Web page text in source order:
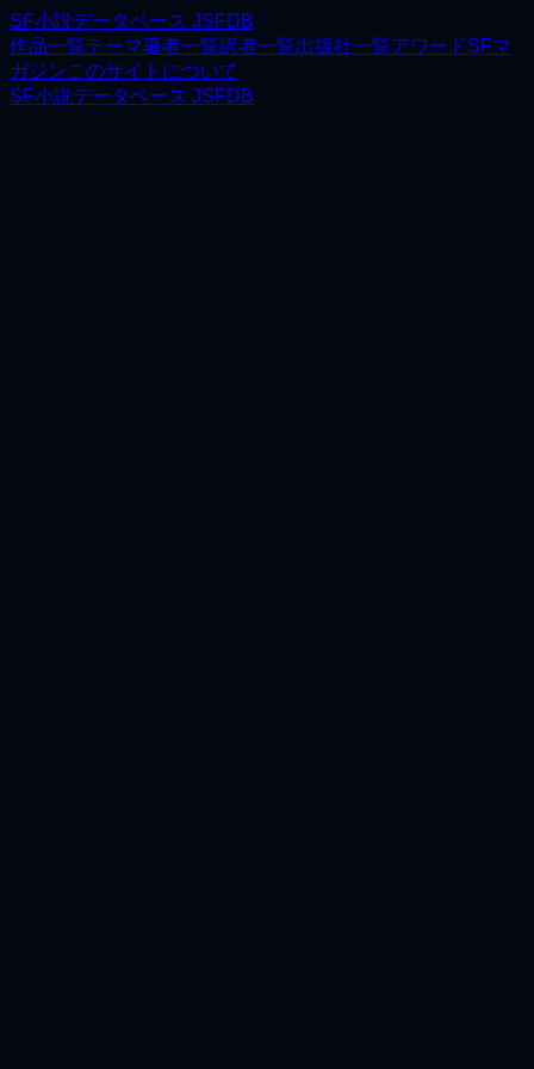
SF小説データベース JSFDB
作品一覧テーマ著者一覧訳者一覧出版社一覧アワードSFマ
ガジンこのサイトについて
SF小説データベース JSFDB